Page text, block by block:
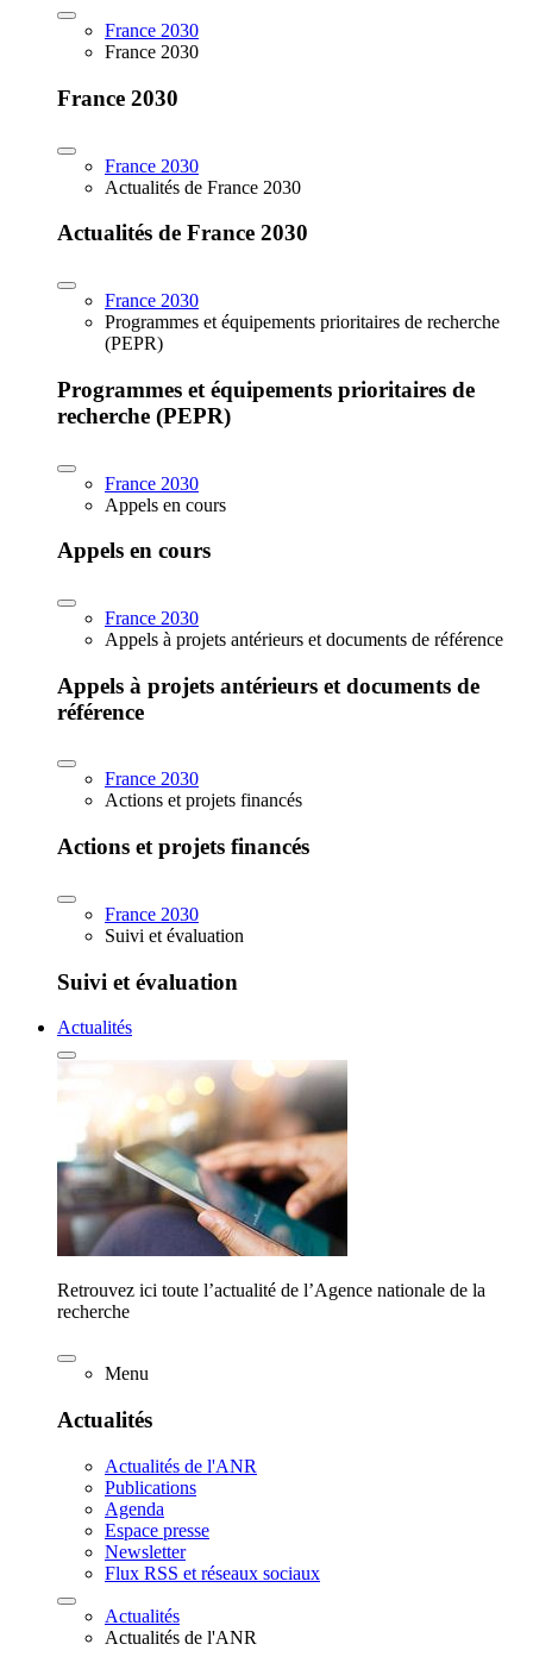
France 2030
France 2030
France 2030
France 2030
Actualités de France 2030
Actualités de France 2030
France 2030
Programmes et équipements prioritaires de recherche
(PEPR)
Programmes et équipements prioritaires de
recherche (PEPR)
France 2030
Appels en cours
Appels en cours
France 2030
Appels à projets antérieurs et documents de référence
Appels à projets antérieurs et documents de
référence
France 2030
Actions et projets financés
Actions et projets financés
France 2030
Suivi et évaluation
Suivi et évaluation
Actualités
Retrouvez ici toute l’actualité de l’Agence nationale de la
recherche
Menu
Actualités
Actualités de l'ANR
Publications
Agenda
Espace presse
Newsletter
Flux RSS et réseaux sociaux
Actualités
Actualités de l'ANR